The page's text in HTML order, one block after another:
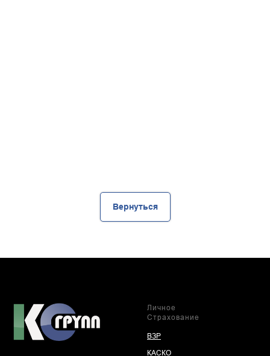
Вернуться
Личное
Страхование
ВЗР
КАСКО